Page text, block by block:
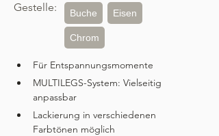
Gestelle: Buche Eisen
Chrom
Für Entspannungsmomente
MULTILEGS-System: Vielseitig
anpassbar
Lackierung in verschiedenen
Farbtönen möglich